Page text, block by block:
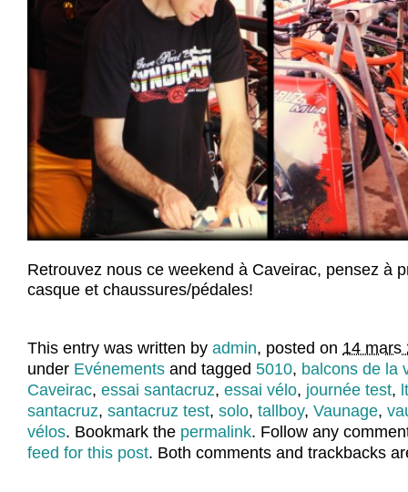
Retrouvez nous ce weekend à Caveirac, pensez à
casque et chaussures/pédales!
This entry was written by admin, posted on 14
under Evénements and tagged 5010, balcons de la
Caveirac, essai santacruz, essai vélo, journée test,
santacruz, santacruz test, solo, tallboy, Vaunage,
vélos. Bookmark the permalink. Follow any
feed for this post. Both comments and trackbacks